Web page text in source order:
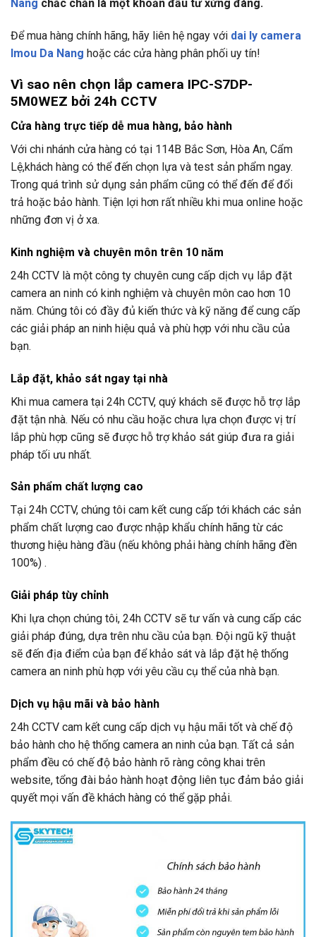
Nang chắc chắn là một khoản đầu tư xứng đáng.
Để mua hàng chính hãng, hãy liên hệ ngay với dai ly camera
Imou Da Nang hoặc các cửa hàng phân phối uy tín!
Vì sao nên chọn lắp camera IPC-S7DP-
5M0WEZ bởi 24h CCTV
Cửa hàng trực tiếp dễ mua hàng, bảo hành
Với chi nhánh cửa hàng có tại 114B Bắc Sơn, Hòa An, Cẩm
Lệ,khách hàng có thể đến chọn lựa và test sản phẩm ngay.
Trong quá trình sử dụng sản phẩm cũng có thể đến để đổi
trả hoặc bảo hành. Tiện lợi hơn rất nhiều khi mua online hoặc
những đơn vị ở xa.
Kinh nghiệm và chuyên môn trên 10 năm
24h CCTV là một công ty chuyên cung cấp dịch vụ lắp đặt
camera an ninh có kinh nghiệm và chuyên môn cao hơn 10
năm. Chúng tôi có đầy đủ kiến thức và kỹ năng để cung cấp
các giải pháp an ninh hiệu quả và phù hợp với nhu cầu của
bạn.
Lắp đặt, khảo sát ngay tại nhà
Khi mua camera tại 24h CCTV, quý khách sẽ được hỗ trợ lắp
đặt tận nhà. Nếu có nhu cầu hoặc chưa lựa chọn được vị trí
lắp phù hợp cũng sẽ được hỗ trợ khảo sát giúp đưa ra giải
pháp tối ưu nhất.
Sản phẩm chất lượng cao
Tại 24h CCTV, chúng tôi cam kết cung cấp tới khách các sản
phẩm chất lượng cao được nhập khẩu chính hãng từ các
thương hiệu hàng đầu (nếu không phải hàng chính hãng đền
100%) .
Giải pháp tùy chỉnh
Khi lựa chọn chúng tôi, 24h CCTV sẽ tư vấn và cung cấp các
giải pháp đúng, dựa trên nhu cầu của bạn. Đội ngũ kỹ thuật
sẽ đến địa điểm của bạn để khảo sát và lắp đặt hệ thống
camera an ninh phù hợp với yêu cầu cụ thể của nhà bạn.
Dịch vụ hậu mãi và bảo hành
24h CCTV cam kết cung cấp dịch vụ hậu mãi tốt và chế độ
bảo hành cho hệ thống camera an ninh của bạn. Tất cả sản
phẩm đều có chế độ bảo hành rõ ràng công khai trên
website, tổng đài bảo hành hoạt động liên tục đảm bảo giải
quyết mọi vấn đề khách hàng có thể gặp phải.